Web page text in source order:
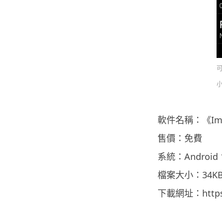
軟件名稱：《
售價：免費
系統：Android
檔案大小：
下載網址：